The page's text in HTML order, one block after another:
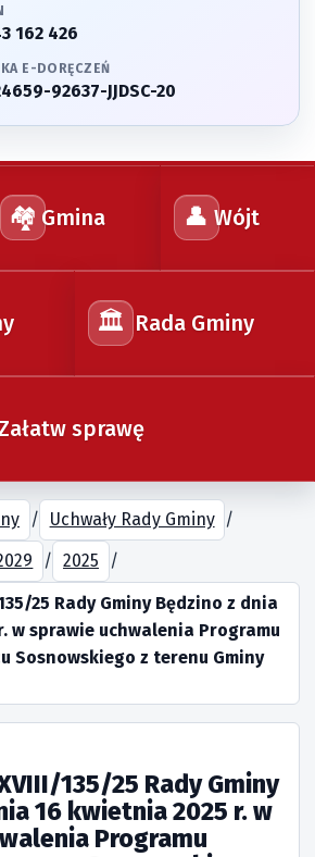
162 426
E-DORĘCZEŃ
92637-JJDSC-20
🏘️ Gmina 👤 Wójt
🏛️ Rada Gminy
sprawę
/ Uchwały Rady Gminy /
/ 2025 /
25 Rady Gminy Będzino z dnia
w sprawie uchwalenia Programu
Sosnowskiego z terenu Gminy
135/25 Rady Gminy
16 kwietnia 2025 r. w
Programu